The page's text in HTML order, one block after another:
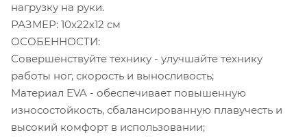
нагрузку на руки.
РАЗМЕР: 10x22x12 см
ОСОБЕННОСТИ:
Совершенствуйте технику - улучшайте технику
работы ног, скорость и выносливость;
Материал EVA - обеспечивает повышенную
износостойкость, сбалансированную плавучесть и
высокий комфорт в использовании;